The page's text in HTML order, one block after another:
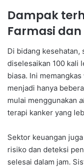
Dampak
Farmasi
Di bidang
diselesaikan 100 kali
biasa. Ini
menjadi hanya
mulai menggunakan
terapi kanker yang
Sektor keuangan
risiko dan deteksi
selesai dalam jam.